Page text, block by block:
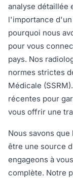
analyse détaillée
l'importance
pourquoi nous
pour vous
pays. Nos
normes strictes
Médicale
récentes pour
vous offrir une
Nous savons
être une source
engageons à
complète. Notre